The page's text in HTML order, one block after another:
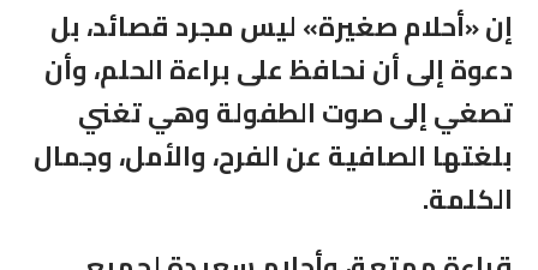
إن «أحلام صغيرة» ليس مجرد قصائد، بل
دعوة إلى أن نحافظ على براءة الحلم، وأن
تصغي إلى صوت الطفولة وهي تغني
بلغتها الصافية عن الفرح، والأمل، وجمال
الكلمة.